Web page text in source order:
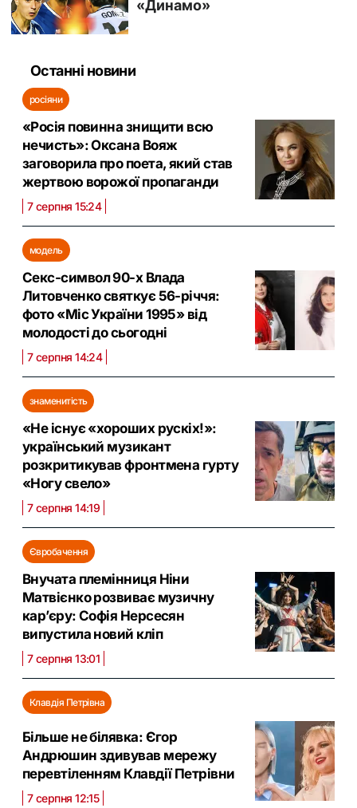
Останні новини
росіяни
«Росія повинна знищити всю
нечисть»: Оксана Вояж
заговорила про поета, який став
жертвою ворожої пропаганди
7 серпня 15:24
модель
Секс-символ 90-х Влада
Литовченко святкує 56-річчя:
фото «Міс України 1995» від
молодості до сьогодні
7 серпня 14:24
знаменитість
«Не існує «хороших рускіх!»:
український музикант
розкритикував фронтмена гурту
«Ногу свело»
7 серпня 14:19
Євробачення
Внучата племінниця Ніни
Матвієнко розвиває музичну
кар’єру: Софія Нерсесян
випустила новий кліп
7 серпня 13:01
Клавдія Петрівна
Більше не білявка: Єгор
Андрюшин здивував мережу
перевтіленням Клавдії Петрівни
7 серпня 12:15